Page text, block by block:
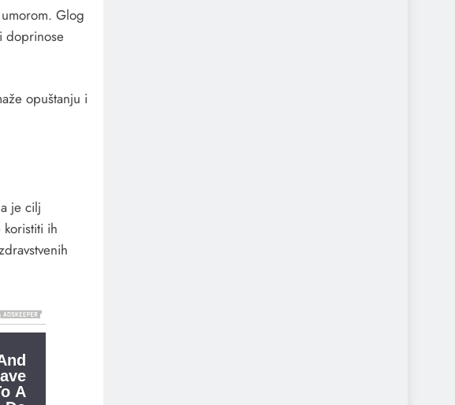
Glog
doprinose
opuštanju i
je cilj
ih